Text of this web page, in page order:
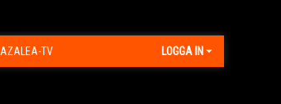
AZALEA-TV LOGGA IN